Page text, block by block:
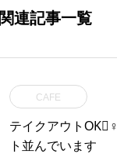
関連記事一覧
CAFE
テイクアウト
ト並んでいます